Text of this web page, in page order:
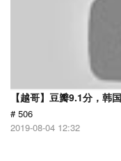
【越哥】豆瓣9.1分，韩
# 506
2019-08-04 12:32